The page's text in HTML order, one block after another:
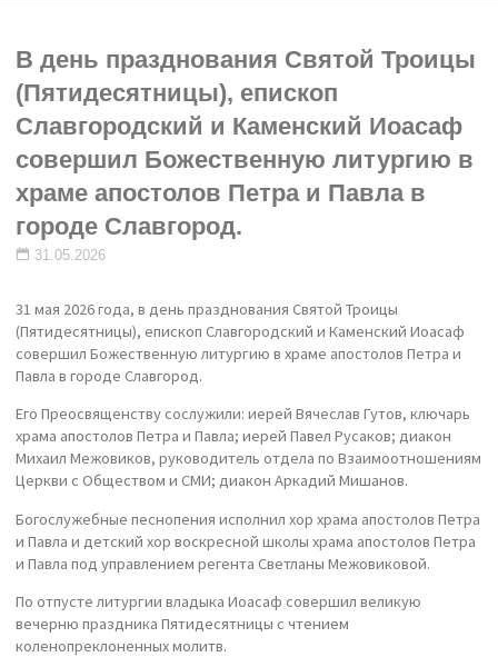
В день празднования Святой Троицы
(Пятидесятницы), епископ
Славгородский и Каменский Иоасаф
совершил Божественную литургию в
храме апостолов Петра и Павла в
городе Славгород.
31.05.2026
31 мая 2026 года, в день празднования Святой Троицы
(Пятидесятницы), епископ Славгородский и Каменский Иоасаф
совершил Божественную литургию в храме апостолов Петра и
Павла в городе Славгород.
Его Преосвященству сослужили: иерей Вячеслав Гутов, ключарь
храма апостолов Петра и Павла; иерей Павел Русаков; диакон
Михаил Межовиков, руководитель отдела по Взаимоотношениям
Церкви с Обществом и СМИ; диакон Аркадий Мишанов.
Богослужебные песнопения исполнил хор храма апостолов Петра
и Павла и детский хор воскресной школы храма апостолов Петра
и Павла под управлением регента Светланы Межовиковой.
По отпусте литургии владыка Иоасаф совершил великую
вечерню праздника Пятидесятницы с чтением
коленопреклоненных молитв.